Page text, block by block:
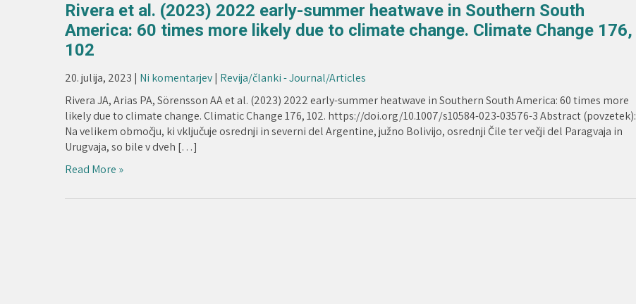
Rivera et al. (2023) 2022 early-summer heatwave in Southern South
America: 60 times more likely due to climate change. Climate Change 176,
102
20. julija, 2023 | Ni komentarjev| Revija/članki - Journal/Articles
Rivera JA, Arias PA, Sörensson AA et al. (2023) 2022 early-summer heatwave in Southern South America: 60 times more
likely due to climate change. Climatic Change 176, 102. https://doi.org/10.1007/s10584-023-03576-3 Abstract (povzetek):
Na velikem območju, ki vključuje osrednji in severni del Argentine, južno Bolivijo, osrednji Čile ter večji del Paragvaja in
Urugvaja, so bile v dveh […]
Read More »